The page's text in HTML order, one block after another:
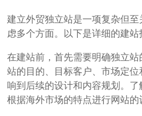
建立外贸独立站是一项复杂但
虑多个方面。以下是详细的建站
在建站前，首先需要明确独立
站的目的、目标客户、市场定
响到后续的设计和内容规划。了
根据海外市场的特点进行网站的